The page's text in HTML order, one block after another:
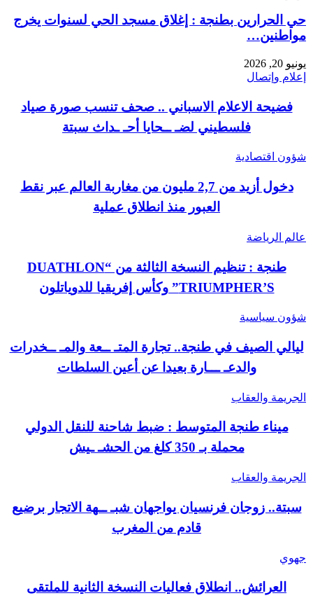
حي الحرارين بطنجة : إغلاق مسجد الحي لسنوات يخرج
مواطنين…
يونيو 20, 2026
إعلام وإتصال
فضيحة الاعلام الاسباني .. صحف تنسب صورة صياد
فلسطيني لضـ ــحايا أحـ ـداث سبتة
شؤون اقتصادية
دخول أزيد من 2,7 مليون من مغاربة العالم عبر نقط
العبور منذ انطلاق عملية
عالم الرياضة
طنجة : تنظيم النسخة الثالثة من “DUATHLON
TRIUMPHER’S” وكأس إفريقيا للدوياتلون
شؤون سياسية
ليالي الصيف في طنجة.. تجارة المتـ ــعة والمـ ــخدرات
والدعـ ـــارة بعيدا عن أعين السلطات
الجريمة والعقاب
ميناء طنجة المتوسط : ضبط شاحنة للنقل الدولي
محملة بـ 350 كلغ من الحشـ ـيش
الجريمة والعقاب
سبتة.. زوجان فرنسيان يواجهان شبـ ــهة الاتجار برضيع
قادم من المغرب
جهوي
العرائش.. انطلاق فعاليات النسخة الثانية للملتقى